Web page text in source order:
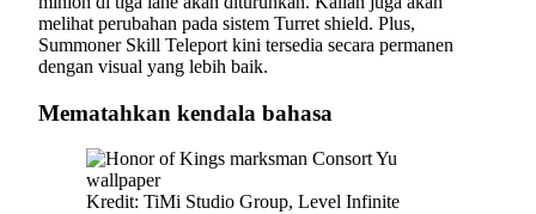
melihat perubahan pada sistem Turret shield. Plus,
Summoner Skill Teleport kini tersedia secara permanen
dengan visual yang lebih baik.
Mematahkan kendala bahasa
Kredit: TiMi Studio Group, Level Infinite